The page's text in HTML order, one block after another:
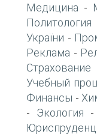
Медицина -
Политология
України -
Реклама -
Страхование
Учебный
Финансы -
- Экология -